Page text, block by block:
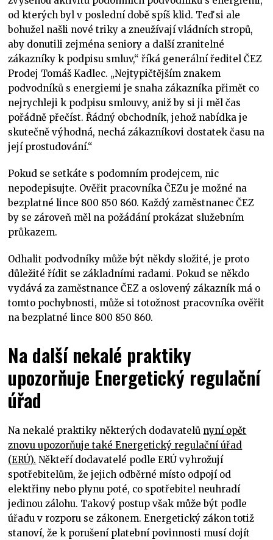
od kterých byl v poslední době spíš klid. Teď si ale
bohužel našli nové triky a zneužívají vládních stropů,
aby donutili zejména seniory a další zranitelné
zákazníky k podpisu smluv,“ říká generální ředitel ČEZ
Prodej Tomáš Kadlec. „Nejtypičtějším znakem
podvodníků s energiemi je snaha zákazníka přimět co
nejrychleji k podpisu smlouvy, aniž by si ji měl čas
pořádně přečíst. Řádný obchodník, jehož nabídka je
skutečně výhodná, nechá zákazníkovi dostatek času na
její prostudování.“
Pokud se setkáte s podomním prodejcem, nic
nepodepisujte. Ověřit pracovníka ČEZu je možné na
bezplatné lince 800 850 860. Každý zaměstnanec ČEZ
by se zároveň měl na požádání prokázat služebním
průkazem.
Odhalit podvodníky může být někdy složité, je proto
důležité řídit se základními radami. Pokud se někdo
vydává za zaměstnance ČEZ a oslovený zákazník má o
tomto pochybnosti, může si totožnost pracovníka ověřit
na bezplatné lince 800 850 860.
Na další nekalé praktiky
upozorňuje Energetický regulační
úřad
Na nekalé praktiky některých dodavatelů nyní opět
znovu upozorňuje také Energetický regulační úřad
(ERÚ). Někteří dodavatelé podle ERÚ vyhrožují
spotřebitelům, že jejich odběrné místo odpojí od
elektřiny nebo plynu poté, co spotřebitel neuhradí
jedinou zálohu. Takový postup však může být podle
úřadu v rozporu se zákonem. Energetický zákon totiž
stanoví, že k porušení platební povinnosti musí dojít